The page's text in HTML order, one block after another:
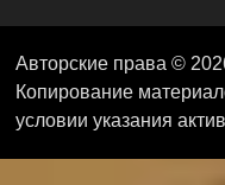
Авторские права ©
Копирование
условии указания